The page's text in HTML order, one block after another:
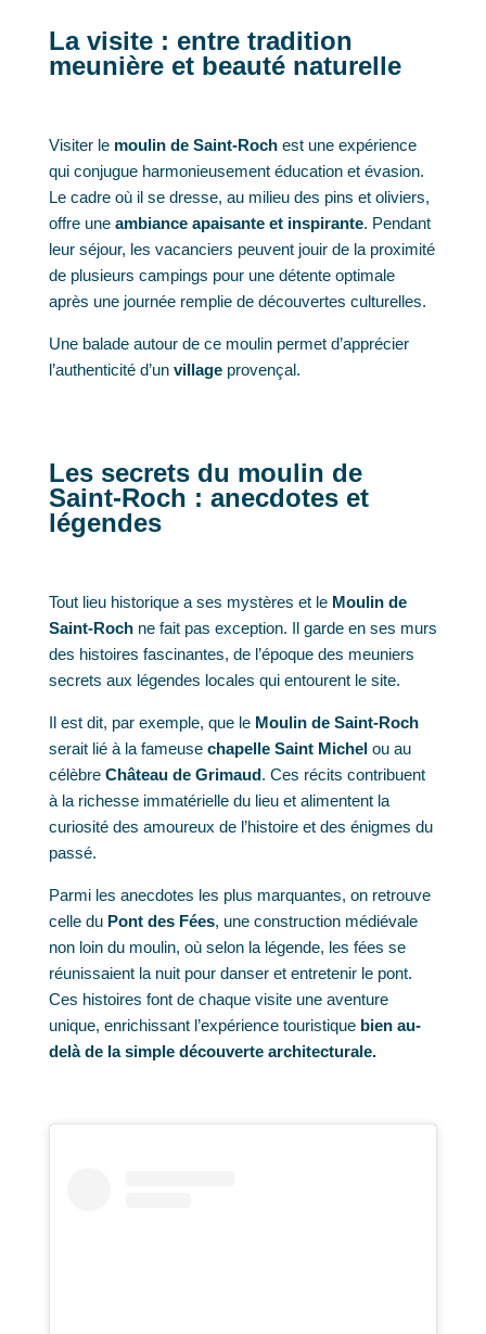
La visite : entre tradition
meunière et beauté naturelle
Visiter le moulin de Saint-Rochest une expérience
qui conjugue harmonieusement éducation et évasion.
Le cadre où il se dresse, au milieu des pins et oliviers,
offre une ambiance apaisante et inspirante. Pendant
leur séjour, les vacanciers peuvent jouir de la proximité
de plusieurs campings pour une détente optimale
après une journée remplie de découvertes culturelles.
Une balade autour de ce moulin permet d’apprécier
l’authenticité d’un villageprovençal.
Les secrets du moulin de
Saint-Roch : anecdotes et
légendes
Tout lieu historique a ses mystères et le Moulin de
Saint-Rochne fait pas exception. Il garde en ses murs
des histoires fascinantes, de l’époque des meuniers
secrets aux légendes locales qui entourent le site.
Il est dit, par exemple, que le Moulin de Saint-Roch
serait lié à la fameuse chapelle Saint Michel ou au
célèbre Château de Grimaud. Ces récits contribuent
à la richesse immatérielle du lieu et alimentent la
curiosité des amoureux de l’histoire et des énigmes du
passé.
Parmi les anecdotes les plus marquantes, on retrouve
celle du Pont des Fées, une construction médiévale
non loin du moulin, où selon la légende, les fées se
réunissaient la nuit pour danser et entretenir le pont.
Ces histoires font de chaque visite une aventure
unique, enrichissant l’expérience touristique bien au-
delà de la simple découverte architecturale.